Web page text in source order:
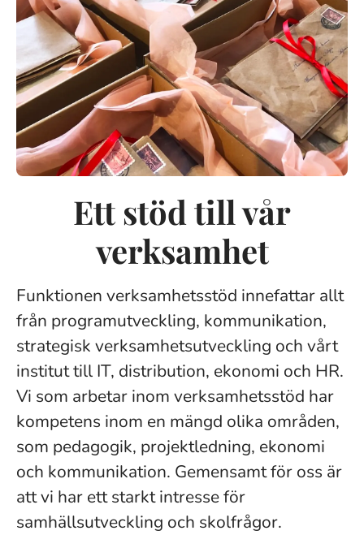
Ett stöd till vår
verksamhet
Funktionen verksamhetsstöd innefattar allt
från programutveckling, kommunikation,
strategisk verksamhetsutveckling och vårt
institut till IT, distribution, ekonomi och HR.
Vi som arbetar inom verksamhetsstöd har
kompetens inom en mängd olika områden,
som pedagogik, projektledning, ekonomi
och kommunikation. Gemensamt för oss är
att vi har ett starkt intresse för
samhällsutveckling och skolfrågor.